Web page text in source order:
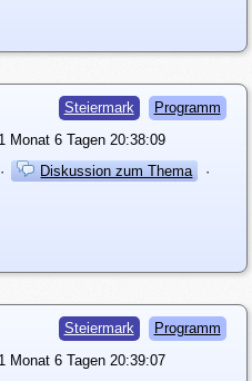
Steiermark Programm
Monat 6 Tagen 20:38:09
· Diskussion zum Thema
·
Steiermark Programm
Monat 6 Tagen 20:39:07